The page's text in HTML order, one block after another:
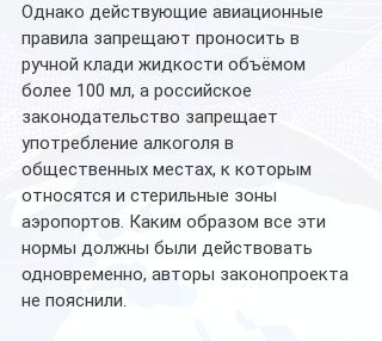
Однако действующие авиационные
правила запрещают проносить в
ручной клади жидкости объёмом
более 100 мл, а российское
законодательство запрещает
употребление алкоголя в
общественных местах, к которым
относятся и стерильные зоны
аэропортов. Каким образом все эти
нормы должны были действовать
одновременно, авторы законопроекта
не пояснили.